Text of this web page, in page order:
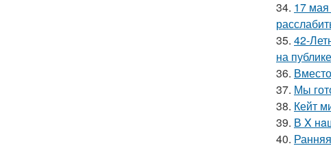
34. 17 мая
35. 42-
на
36.
37. Мы
38. Кейт
39. В X
40.